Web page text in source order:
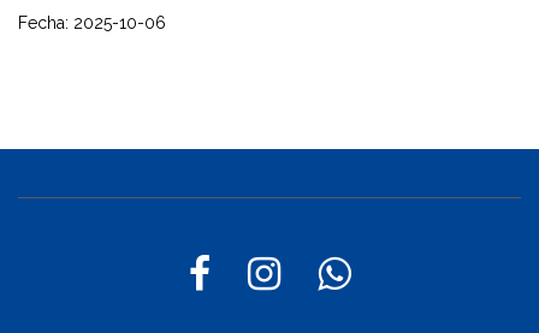
Fecha: 2025-10-06